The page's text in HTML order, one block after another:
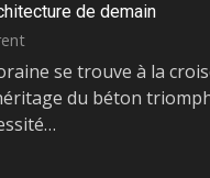
de demain
se trouve à la
du béton